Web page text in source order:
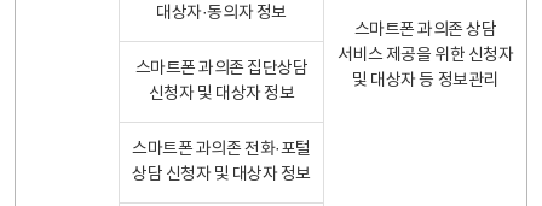
스마트폰 과의존 상담
서비스 제공을 위한 신청자
및 대상자 등 정보관리
대상자·동의자 정보
스마트폰 과의존 집단상담
신청자 및 대상자 정보
스마트폰 과의존 전화·포털
상담 신청자 및 대상자 정보